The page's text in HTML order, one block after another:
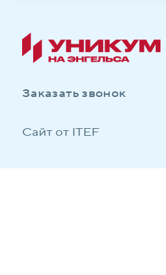
Заказать звонок
Сайт от ITEF